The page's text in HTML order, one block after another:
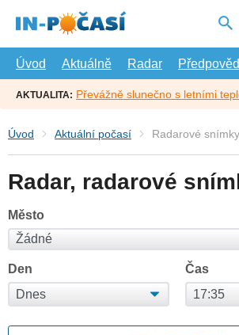
hlavní
Úvod
Aktuálně Radar
AKTUALITA: Převážně slunečno s letními
Úvod Aktuální počasí Radarové
Radar, radarové
Město
Den Čas